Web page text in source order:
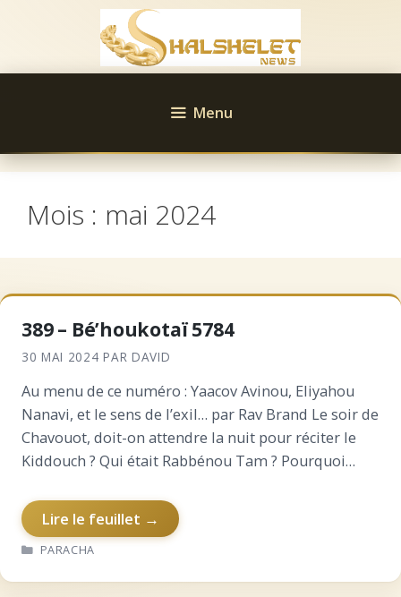
Menu
Mois : mai 2024
389 – Bé’houkotaï 5784
30 MAI 2024 PAR DAVID
Au menu de ce numéro : Yaacov Avinou, Eliyahou
Nanavi, et le sens de l’exil… par Rav Brand Le soir de
Chavouot, doit-on attendre la nuit pour réciter le
Kiddouch ? Qui était Rabbénou Tam ? Pourquoi
Lire le feuillet →
CATÉGORIES
PARACHA